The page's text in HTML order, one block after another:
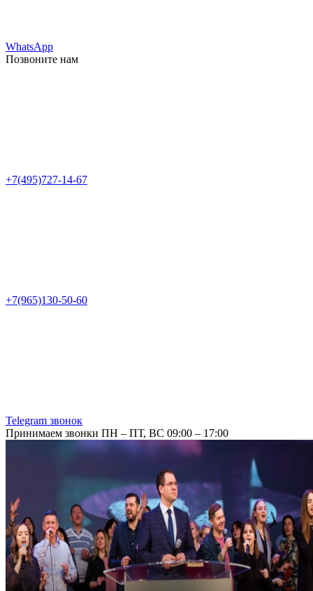
WhatsApp
Позвоните нам
+7(495)727-14-67
+7(965)130-50-60
Telegram звонок
Принимаем звонки ПН – ПТ, ВС 09:00 – 17:00